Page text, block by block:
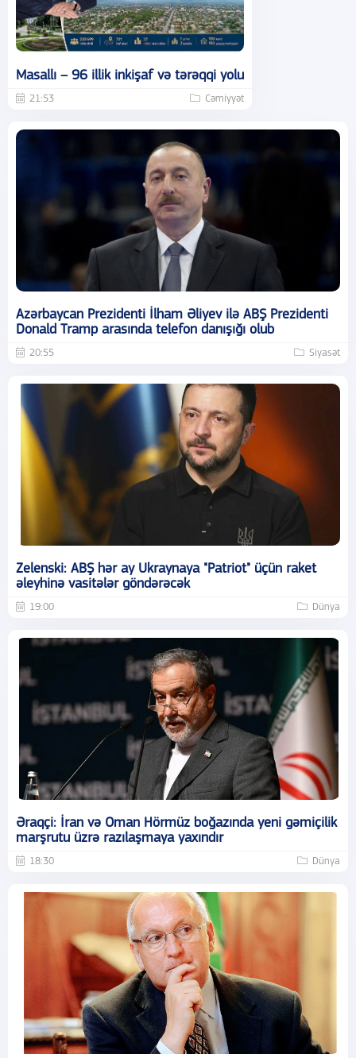
Masallı – 96 illik inkişaf və tərəqqi yolu
21:53 Cəmiyyət
Azərbaycan Prezidenti İlham Əliyev ilə ABŞ Prezidenti
Donald Tramp arasında telefon danışığı olub
20:55 Siyasət
Zelenski: ABŞ hər ay Ukraynaya "Patriot" üçün raket
əleyhinə vasitələr göndərəcək
19:00 Dünya
Əraqçi: İran və Oman Hörmüz boğazında yeni gəmiçilik
marşrutu üzrə razılaşmaya yaxındır
18:30 Dünya